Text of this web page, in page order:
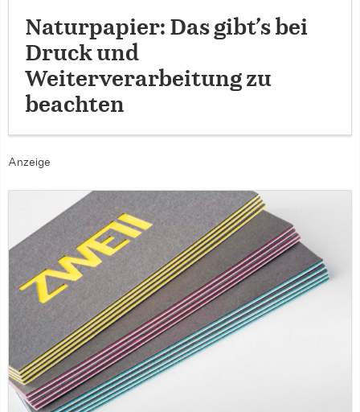
Naturpapier: Das gibt’s bei
Druck und
Weiterverarbeitung zu
beachten
Anzeige